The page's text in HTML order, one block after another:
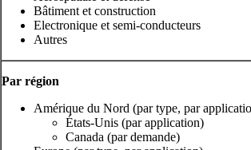
Bâtiment et construction
Electronique et semi-conducteurs
Autres
Par région
Amérique du Nord (par type, par
États-Unis (par application)
Canada (par demande)